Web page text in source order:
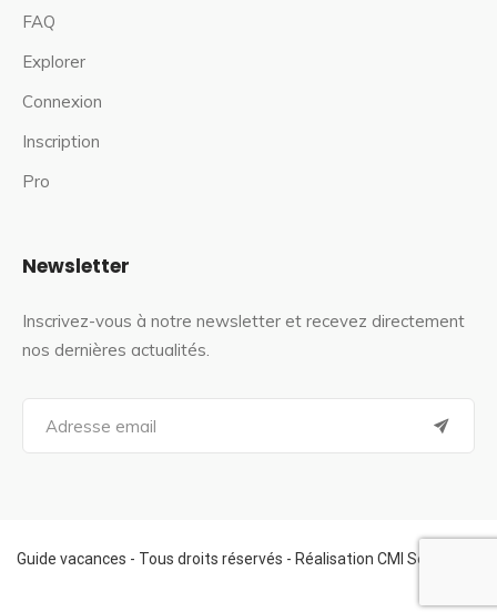
FAQ
Explorer
Connexion
Inscription
Pro
Newsletter
Inscrivez-vous à notre newsletter et recevez directement
nos dernières actualités.
a
f
o
Guide vacances - Tous droits réservés - Réalisation CMI Services